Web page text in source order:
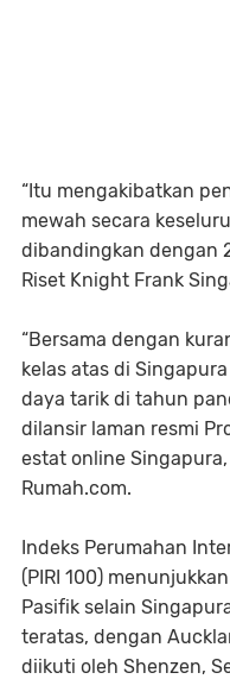
“Itu mengakibatkan
mewah secara
dibandingkan dengan
Riset Knight Frank
“Bersama dengan
kelas atas di
daya tarik di tahun
dilansir laman resmi
estat online
Rumah.com.
Indeks Perumahan
(PIRI 100)
Pasifik selain
teratas, dengan
diikuti oleh Shenzen,